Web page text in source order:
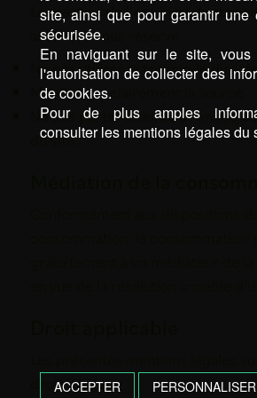
La création de liens hypertextes
autorisée sous réserve :
Ne pas utiliser la technique du «
Mentionner clairement la source
Ne pas porter atteinte à l’image
du site.
droit français.
site, ainsi que pour garantir une
sécurisée.
En naviguant sur le site, vous
l'autorisation de collecter des
de cookies.
Pour de plus amples
consulter les mentions légales du
ACCEPTER PERSONNALISER